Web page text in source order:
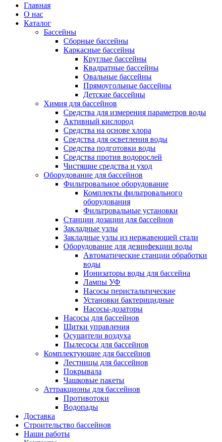
Главная
О нас
Каталог
Бассейны
Сборные бассейны
Каркасные бассейны
Круглые бассейны
Квадратные бассейны
Овальные бассейны
Прямоугольные бассейны
Детские бассейны
Химия для бассейнов
Средства для измерения параметров воды
Активный кислород
Средства на основе хлора
Средства для осветления воды
Средства подготовки воды
Средства против водорослей
Чистящие средства и уход
Оборудование для бассейнов
Фильтровальное оборудование
Комплекты фильтровального
оборудования
Фильтровальные установки
Станции дозации для бассейнов
Закладные узлы
Закладные узлы из нержавеющей стали
Оборудование для дезинфекции воды
Автоматические станции обработки
воды
Ионизаторы воды для бассейна
Лампы УФ
Насосы перистальтические
Установки бактерицидные
Насосы-дозаторы
Насосы для бассейнов
Щитки управления
Осушители воздуха
Пылесосы для бассейнов
Комплектующие для бассейнов
Лестницы для бассейнов
Покрывала
Чашковые пакеты
Аттракционы для бассейнов
Противотоки
Водопады
Доставка
Строительство бассейнов
Наши работы